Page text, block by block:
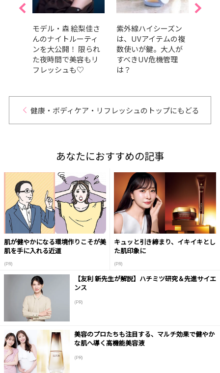
モデル・森 絵梨佳さ
んのナイトルーティ
ンを大公開！ 限られ
た夜時間で美容もリ
フレッシュも♡
紫外線ハイシーズン
は、UVアイテムの複
数使いが鍵。大人が
すべきUV危機管理
は？
健康・ボディケア・リフレッシュのトップにもどる
あなたにおすすめの記事
肌が健やかになる環境作りこそが美
肌を手に入れる近道
(PR)
キュッと引き締まり、イキイキとし
た肌印象に
(PR)
【友利 新先生が解説】ハチミツ研究＆先進サイエ
ンス
(PR)
美容のプロたちも注目する、マルチ効果で健やか
な肌へ導く高機能美容液
(PR)